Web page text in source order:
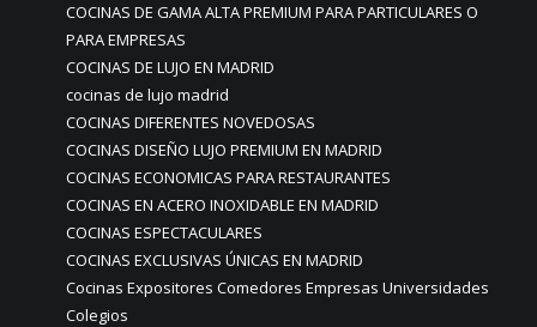
COCINAS DE GAMA ALTA PREMIUM PARA PARTICULARES O
PARA EMPRESAS
COCINAS DE LUJO EN MADRID
cocinas de lujo madrid
COCINAS DIFERENTES NOVEDOSAS
COCINAS DISEÑO LUJO PREMIUM EN MADRID
COCINAS ECONOMICAS PARA RESTAURANTES
COCINAS EN ACERO INOXIDABLE EN MADRID
COCINAS ESPECTACULARES
COCINAS EXCLUSIVAS ÚNICAS EN MADRID
Cocinas Expositores Comedores Empresas Universidades
Colegios